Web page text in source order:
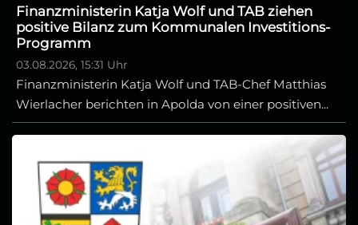
Finanzministerin Katja Wolf und TAB ziehen
positive Bilanz zum Kommunalen Investitions-
Programm
03.08.2026, 15:31 Uhr
Finanzministerin Katja Wolf und TAB-Chef Matthias
Wierlacher berichten in Apolda von einer positiven...